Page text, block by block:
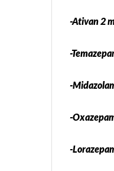
-Ativan 2
-
-
-
-